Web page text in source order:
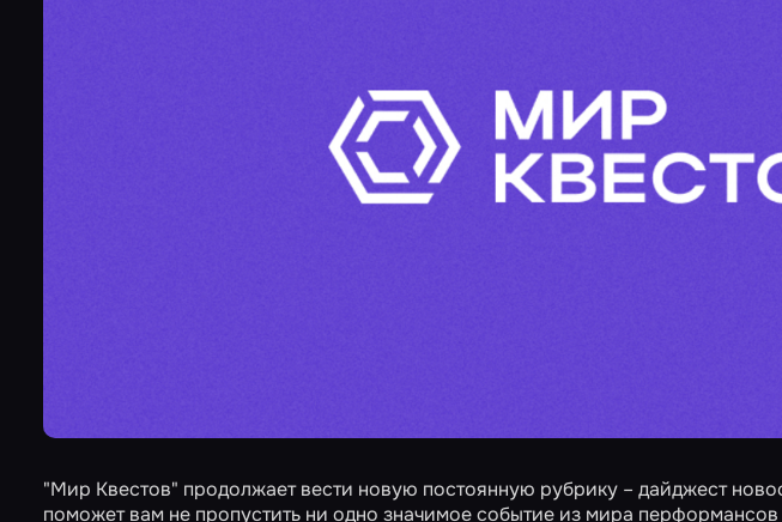
"Мир Квестов" продолжает вести новую постоянную рубрику – дайджест
поможет вам не пропустить ни одно значимое событие из мира перформансов